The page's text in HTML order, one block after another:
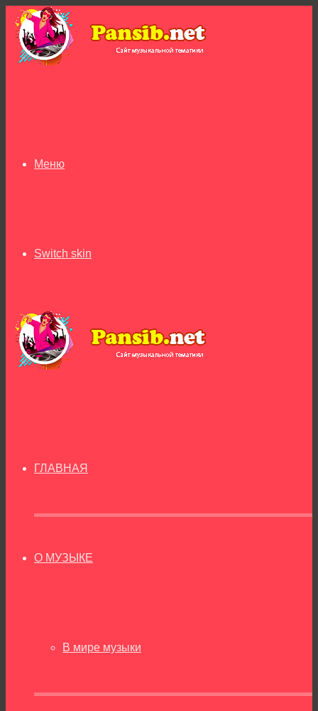
Меню
Switch skin
ГЛАВНАЯ
О МУЗЫКЕ
В мире музыки